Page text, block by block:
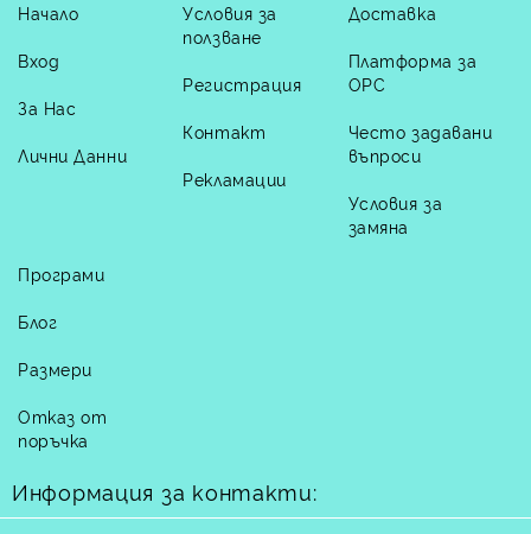
Начало
Вход
За Нас
Лични Данни
Условия за
ползване
Регистрация
Контакт
Рекламации
Доставка
Платформа за
ОРС
Често задавани
въпроси
Условия за
замяна
Програми
Блог
Размери
Отказ от
поръчка
Информация за контакти: